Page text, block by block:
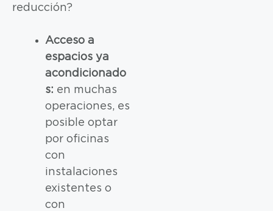
reducción?
Acceso a
espacios ya
acondicionado
s: en muchas
operaciones, es
posible optar
por oficinas
con
instalaciones
existentes o
con